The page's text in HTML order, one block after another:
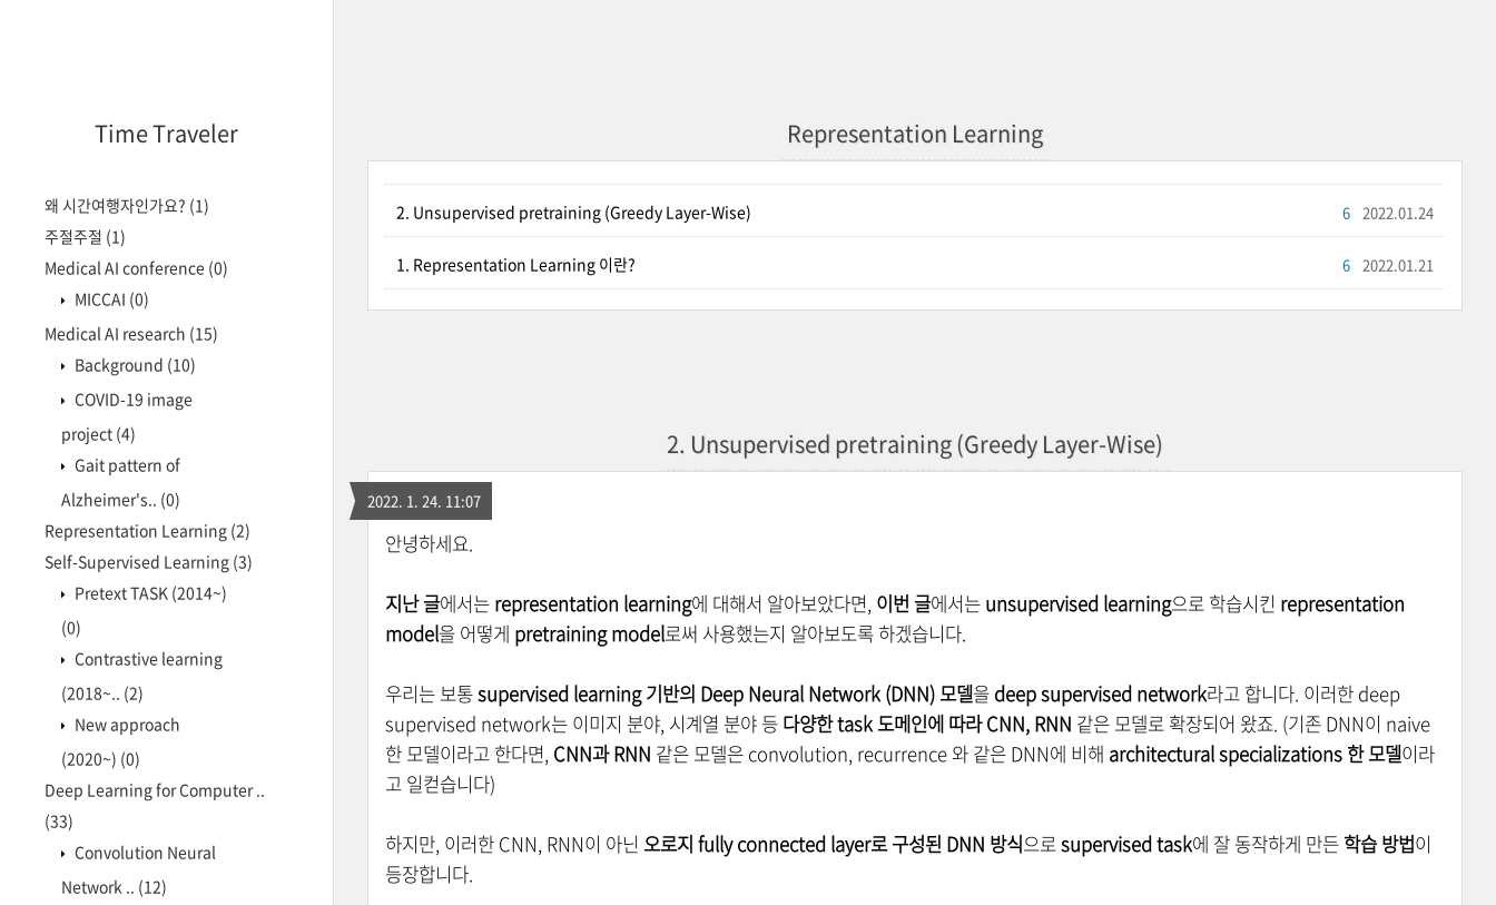
Time Traveler
왜 시간여행자인가요? (1)
주절주절 (1)
Medical AI conference (0)
MICCAI (0)
Medical AI research (15)
Background (10)
COVID-19 image
project (4)
Gait pattern of
Alzheimer's.. (0)
Representation Learning (2)
Self-Supervised Learning (3)
Pretext TASK (2014~)
(0)
Contrastive learning
(2018~.. (2)
New approach
(2020~) (0)
Deep Learning for Computer ..
(33)
Convolution Neural
Network .. (12)
Representation Learning
2. Unsupervised pretraining (Greedy Layer-Wise) 2022.01.24
6
1. Representation Learning 이란? 2022.01.21
6
2. Unsupervised pretraining (Greedy Layer-Wise)
2022. 1. 24. 11:07
안녕하세요.
지난 글에서는 representation learning에 대해서 알아보았다면, 이번 글에서는 unsupervised learning으로 학습시킨 representation
model을 어떻게 pretraining model로써 사용했는지 알아보도록 하겠습니다.
우리는 보통supervised learning 기반의 Deep Neural Network (DNN) 모델을 deep supervised network라고 합니다. 이러한 deep
supervised network는 이미지 분야, 시계열 분야 등 다양한 task 도메인에 따라 CNN, RNN 같은 모델로 확장되어 왔죠. (기존 DNN이 naive
한 모델이라고 한다면, CNN과 RNN 같은 모델은 convolution, recurrence 와 같은 DNN에 비해 architecturalspecializations 한 모델이라
고 일컫습니다)
하지만, 이러한 CNN, RNN이 아닌 오로지 fully connected layer로 구성된 DNN 방식으로supervised task에 잘 동작하게 만든 학습 방법이
등장합니다.